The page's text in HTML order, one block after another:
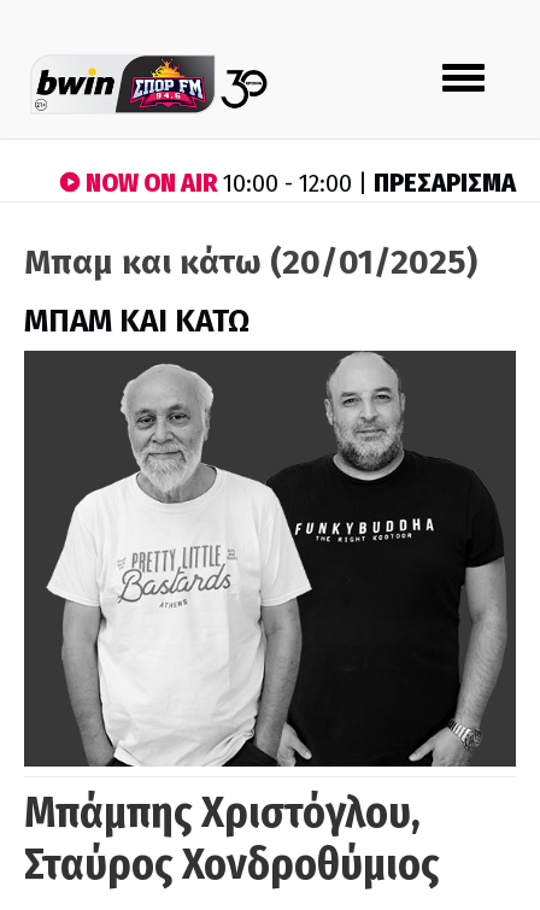
Toggle
navigation
NOW ON AIR10:00 - 12:00 | ΠΡΕΣΑΡΙΣΜΑ
Μπαμ και κάτω (20/01/2025)
ΜΠΑΜ ΚΑΙ ΚΑΤΩ
Μπάμπης Χριστόγλου,
Σταύρος Χονδροθύμιος